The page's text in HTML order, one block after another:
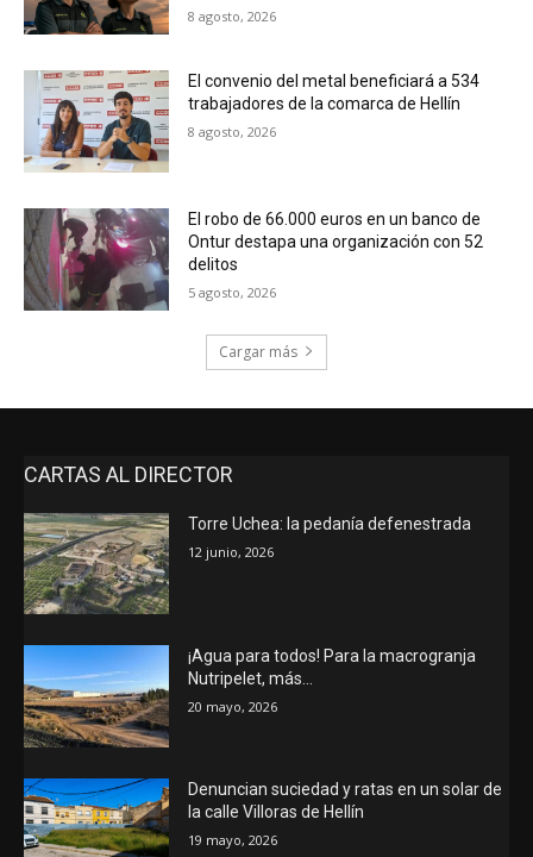
8 agosto, 2026
El convenio del metal beneficiará a 534
trabajadores de la comarca de Hellín
8 agosto, 2026
El robo de 66.000 euros en un banco de
Ontur destapa una organización con 52
delitos
5 agosto, 2026
Cargar más
CARTAS AL DIRECTOR
Torre Uchea: la pedanía defenestrada
12 junio, 2026
¡Agua para todos! Para la macrogranja
Nutripelet, más…
20 mayo, 2026
Denuncian suciedad y ratas en un solar de
la calle Villoras de Hellín
19 mayo, 2026